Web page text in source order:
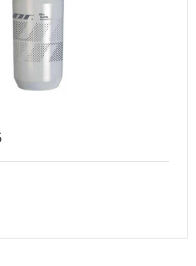
60zł na kolejne